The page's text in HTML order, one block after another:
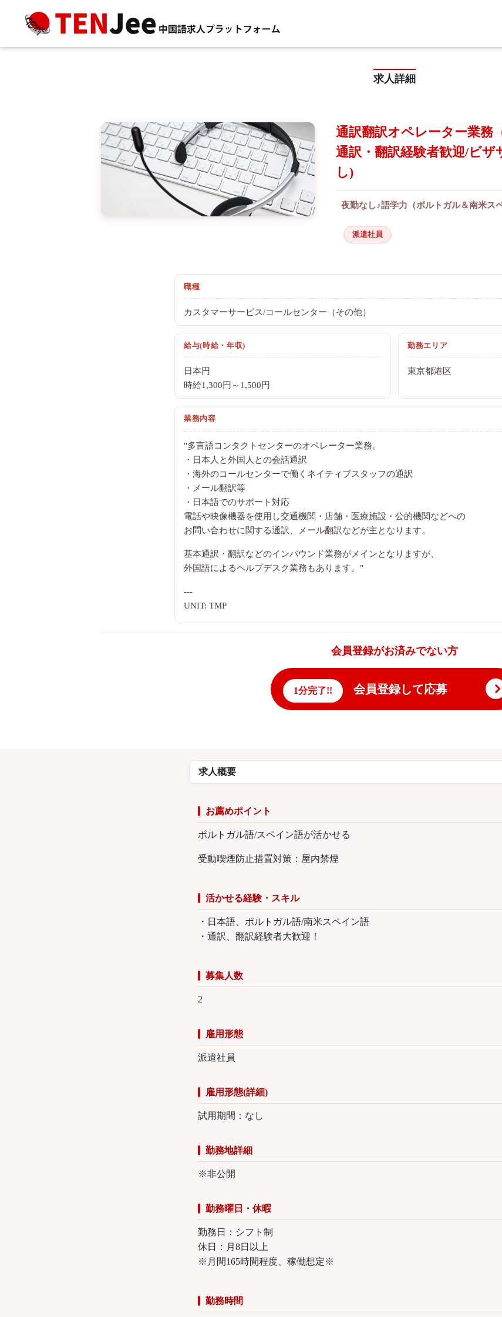
求人詳細
通訳翻訳オペレーター業務
通訳・翻訳経験者歓迎/ビ
し)
夜勤なし♪語学力（ポルトガル＆南米ス
派遣社員
職種
カスタマーサービス/コールセンター（その他）
給与(時給・年収)
日本円
時給1,300円～1,500円
勤務エリア
東京都港区
業務内容
"多言語コンタクトセンターのオペレーター業務。
・日本人と外国人との会話通訳
・海外のコールセンターで働くネイティブスタッフの通訳
・メール翻訳等
・日本語でのサポート対応
電話や映像機器を使用し交通機関・店舗・医療施設・公的機関などへの
お問い合わせに関する通訳、メール翻訳などが主となります。
基本通訳・翻訳などのインバウンド業務がメインとなりますが、
外国語によるヘルプデスク業務もあります。"
---
UNIT: TMP
会員登録がお済みでない方
1分完了!! 会員登録して応募
求人概要
お薦めポイント
ポルトガル語/スペイン語が活かせる
受動喫煙防止措置対策：屋内禁煙
活かせる経験・スキル
・日本語、ポルトガル語/南米スペイン語
・通訳、翻訳経験者大歓迎！
募集人数
2
雇用形態
派遣社員
雇用形態(詳細)
試用期間：なし
勤務地詳細
※非公開
勤務曜日・休暇
勤務日：シフト制
休日：月8日以上
※月間165時間程度、稼働想定※
勤務時間